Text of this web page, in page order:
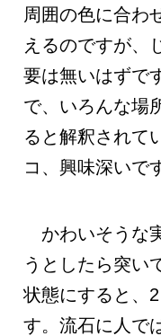
周囲の色に合わ
えるのですが、
要は無いはずで
で、いろんな場
ると解釈されて
コ、興味深いで
かわいそうな
うとしたら突い
状態にすると、
す。流石に人で